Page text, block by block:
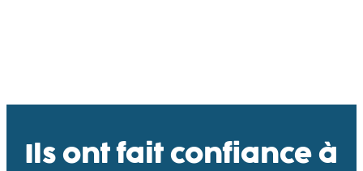
Ils ont fait confiance à